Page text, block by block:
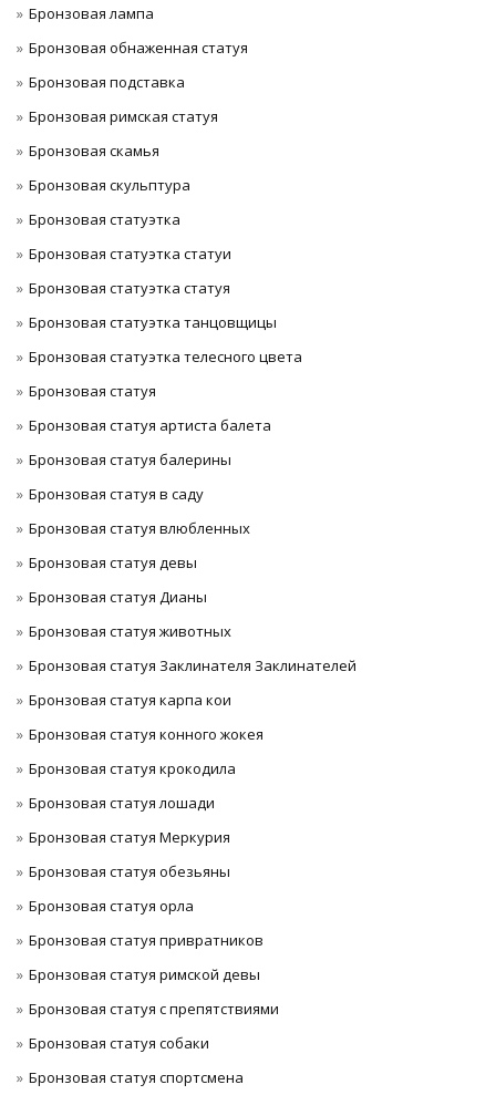
Бронзовая лампа
Бронзовая обнаженная статуя
Бронзовая подставка
Бронзовая римская статуя
Бронзовая скамья
Бронзовая скульптура
Бронзовая статуэтка
Бронзовая статуэтка статуи
Бронзовая статуэтка статуя
Бронзовая статуэтка танцовщицы
Бронзовая статуэтка телесного цвета
Бронзовая статуя
Бронзовая статуя артиста балета
Бронзовая статуя балерины
Бронзовая статуя в саду
Бронзовая статуя влюбленных
Бронзовая статуя девы
Бронзовая статуя Дианы
Бронзовая статуя животных
Бронзовая статуя Заклинателя Заклинателей
Бронзовая статуя карпа кои
Бронзовая статуя конного жокея
Бронзовая статуя крокодила
Бронзовая статуя лошади
Бронзовая статуя Меркурия
Бронзовая статуя обезьяны
Бронзовая статуя орла
Бронзовая статуя привратников
Бронзовая статуя римской девы
Бронзовая статуя с препятствиями
Бронзовая статуя собаки
Бронзовая статуя спортсмена